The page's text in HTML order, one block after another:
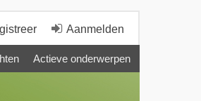
Aanmelden
Actieve onderwerpen